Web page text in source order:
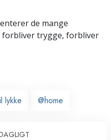
de mange
forbliver trygge, forbliver
lykke @home